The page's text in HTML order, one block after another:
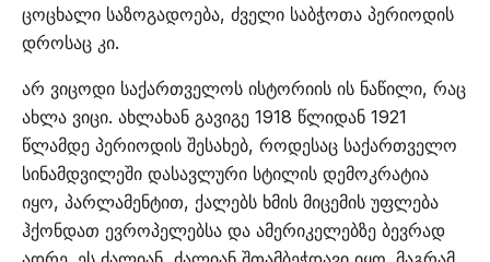
ცოცხალი საზოგადოება, ძველი საბჭოთა პერიოდის
დროსაც კი.
არ ვიცოდი საქართველოს ისტორიის ის ნაწილი, რაც
ახლა ვიცი. ახლახან გავიგე 1918 წლიდან 1921
წლამდე პერიოდის შესახებ, როდესაც საქართველო
სინამდვილეში დასავლური სტილის დემოკრატია
იყო, პარლამენტით, ქალებს ხმის მიცემის უფლება
ჰქონდათ ევროპელებსა და ამერიკელებზე ბევრად